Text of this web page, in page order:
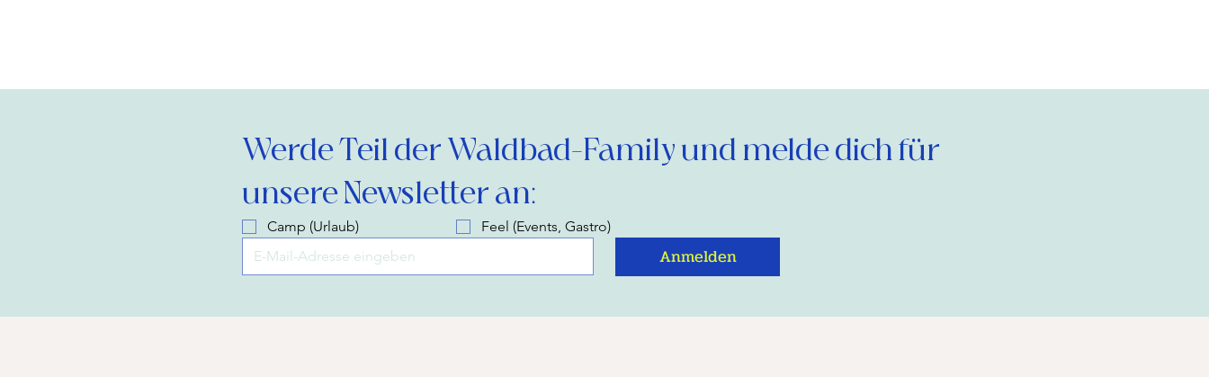
Werde Teil der Waldbad-Family und melde dich für
unsere Newsletter an:
Camp (Urlaub) Feel (Events, Gastro)
Anmelden